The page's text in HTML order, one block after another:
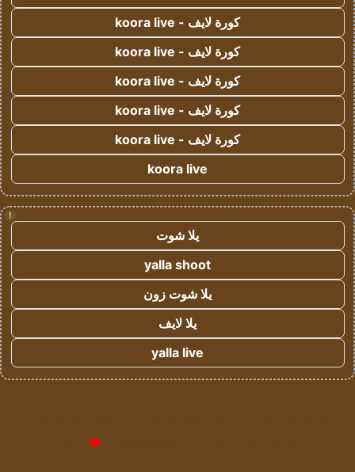
كورة لايف - koora live
كورة لايف - koora live
كورة لايف - koora live
كورة لايف - koora live
كورة لايف - koora live
koora live
!
يلا شوت
yalla shoot
يلا شوت زون
يلا لايف
yalla live